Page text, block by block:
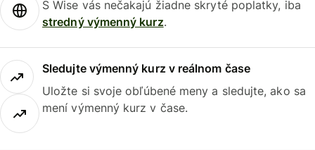
S Wise vás nečakajú žiadne skryté poplatky, iba
stredný výmenný kurz.
Sledujte výmenný kurz v reálnom čase
Uložte si svoje obľúbené meny a sledujte, ako sa
mení výmenný kurz v čase.